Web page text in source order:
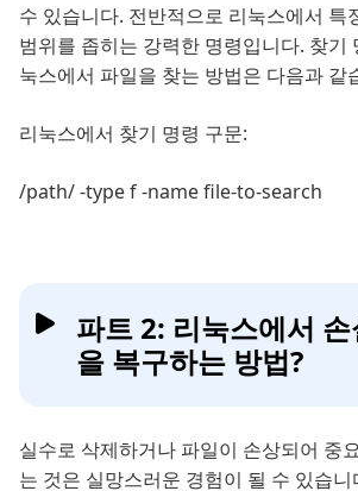
수 있습니다. 전반적으로 리눅스에서 특
범위를 좁히는 강력한 명령입니다. 찾기
눅스에서 파일을 찾는 방법은 다음과 같
리눅스에서 찾기 명령 구문:
/path/ -type f -name file-to-search
파트 2: 리눅스에서
을 복구하는 방법?
실수로 삭제하거나 파일이 손상되어 중
는 것은 실망스러운 경험이 될 수 있습